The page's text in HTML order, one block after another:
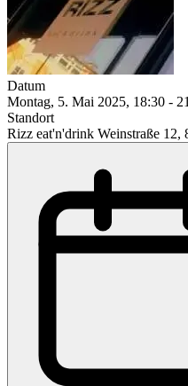
Datum
Montag, 5. Mai 2025, 18:30 -
Standort
Rizz eat'n'drink Weinstraße 12,